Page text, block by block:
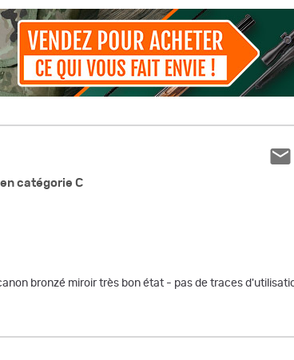
catégorie C
bronzé miroir très bon état - pas de traces